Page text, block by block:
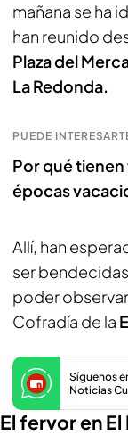
mañana se ha
han reunido
Plaza del
La Redonda.
PUEDE
Por qué
épocas
Allí, han
ser
poder
Cofradía de la
Síguenos
Noticias
El fervor en